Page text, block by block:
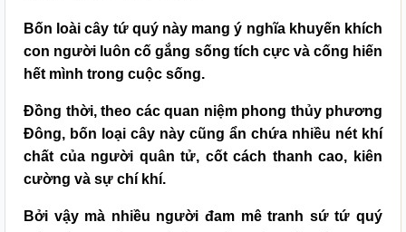
Bốn loài cây tứ quý này mang ý nghĩa khuyến khích
con người luôn cố gắng sống tích cực và cống hiến
hết mình trong cuộc sống.
Đồng thời, theo các quan niệm phong thủy phương
Đông, bốn loại cây này cũng ẩn chứa nhiều nét khí
chất của người quân tử, cốt cách thanh cao, kiên
cường và sự chí khí.
Bởi vậy mà nhiều người đam mê tranh sứ tứ quý